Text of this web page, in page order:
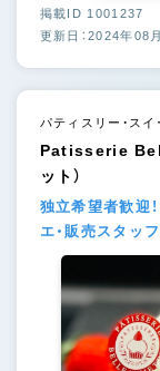
掲載ID 1001237
更新日：2024年08
パティスリー・スイ
Patisserie
ット）
独立希望者歓迎
エ・販売スタッ